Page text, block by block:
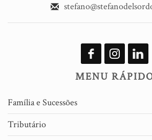
MENU
Família e Sucessões
Tributário